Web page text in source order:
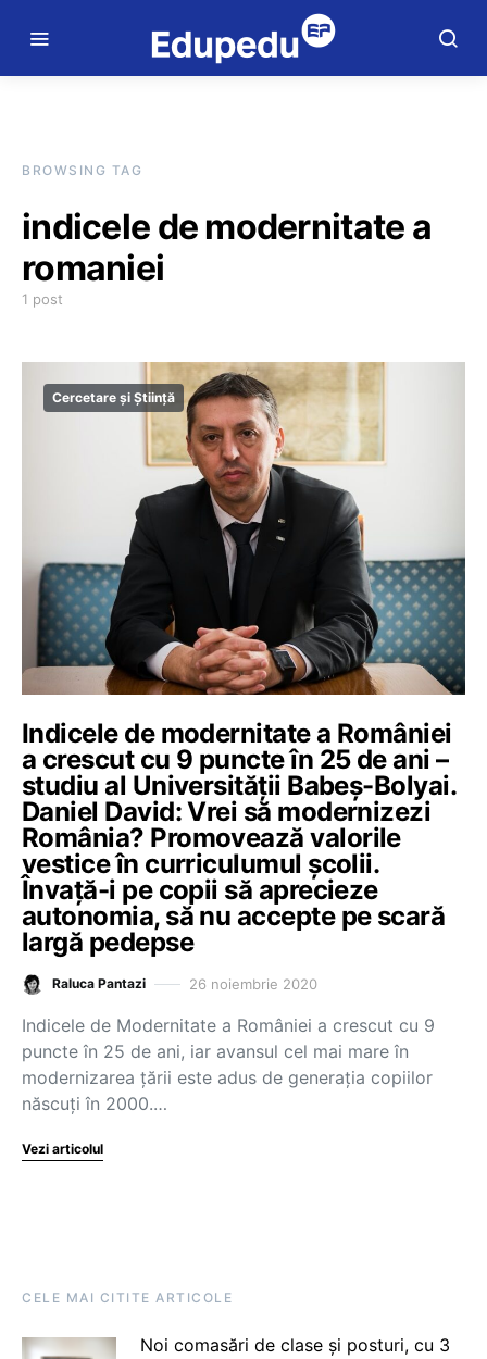
BROWSING TAG
indicele de modernitate a
romaniei
1 post
Cercetare și Știință
Indicele de modernitate a României
a crescut cu 9 puncte în 25 de ani –
studiu al Universității Babeș-Bolyai.
Daniel David: Vrei să modernizezi
România? Promovează valorile
vestice în curriculumul școlii.
Învață-i pe copii să aprecieze
autonomia, să nu accepte pe scară
largă pedepse
Raluca Pantazi 26 noiembrie 2020
Indicele de Modernitate a României a crescut cu 9
puncte în 25 de ani, iar avansul cel mai mare în
modernizarea țării este adus de generația copiilor
născuți în 2000.…
Vezi articolul
CELE MAI CITITE ARTICOLE
Noi comasări de clase și posturi, cu 3